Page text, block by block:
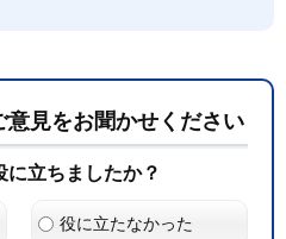
意見をお聞かせください
に立ちましたか？
役に立たなかった